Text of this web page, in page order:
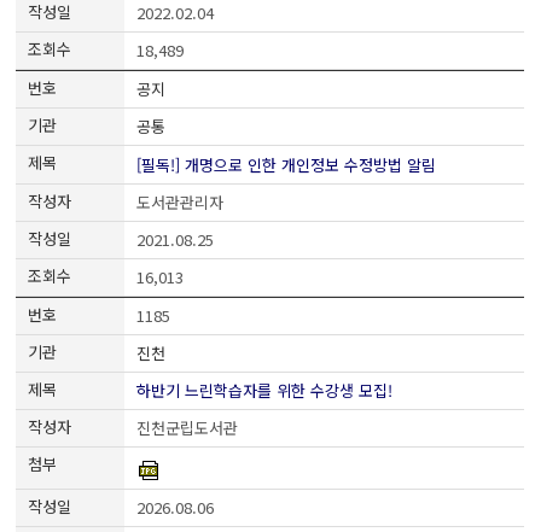
2022.02.04
18,489
공지
공통
[필독!] 개명으로 인한 개인정보 수정방법 알림
도서관관리자
2021.08.25
16,013
1185
진천
하반기 느린학습자를 위한 수강생 모집!
진천군립도서관
2026.08.06